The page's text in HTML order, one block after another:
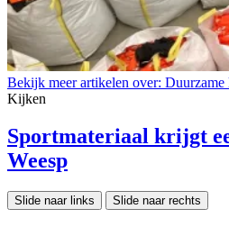
Bekijk meer artikelen over: Duurzame
Kijken
Sportmateriaal krijgt
Weesp
Slide naar links Slide naar rechts